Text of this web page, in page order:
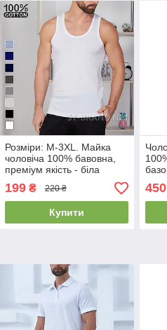
Розміри: M-3XL. Майка
чоловіча 100% бавовна,
преміум якість - біла
199₴ 220 ₴
Купити
450